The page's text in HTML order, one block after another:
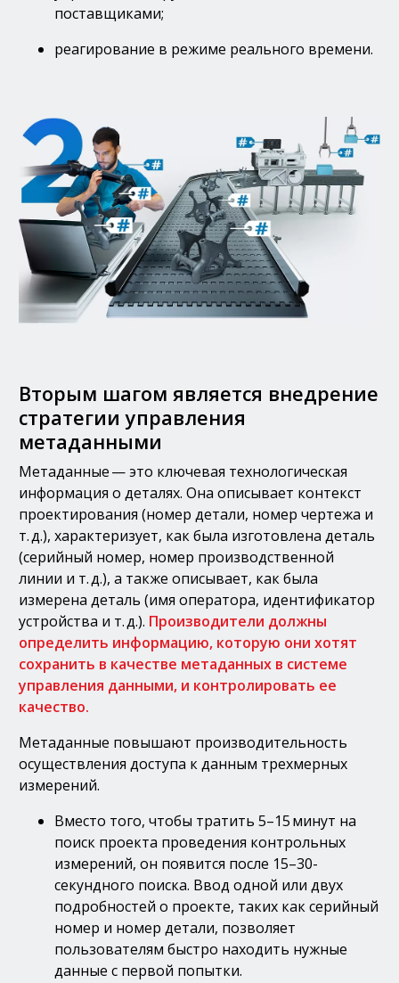
поставщиками;
реагирование в режиме реального времени.
Вторым шагом является внедрение
стратегии управления
метаданными
Метаданные — это ключевая технологическая
информация о деталях. Она описывает контекст
проектирования (номер детали, номер чертежа и
т. д.), характеризует, как была изготовлена деталь
(серийный номер, номер производственной
линии и т. д.), а также описывает, как была
измерена деталь (имя оператора, идентификатор
устройства и т. д.). Производители должны
определить информацию, которую они хотят
сохранить в качестве метаданных в системе
управления данными, и контролировать ее
качество.
Метаданные повышают производительность
осуществления доступа к данным трехмерных
измерений.
Вместо того, чтобы тратить 5–15 минут на
поиск проекта проведения контрольных
измерений, он появится после 15–30-
секундного поиска. Ввод одной или двух
подробностей о проекте, таких как серийный
номер и номер детали, позволяет
пользователям быстро находить нужные
данные с первой попытки.